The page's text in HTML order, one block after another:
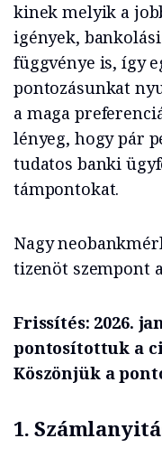
kinek melyik a
igények,
függvénye is, így
pontozásunkat
a maga
lényeg, hogy pár
tudatos banki
támpontokat.
Nagy
tizenöt szempont
Frissítés: 2026.
pontosítottuk a
Köszönjük a
1.